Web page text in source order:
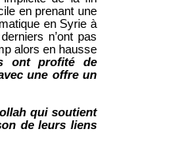
en prenant une
en Syrie à
n’ont pas
alors en hausse
ont profité de
une offre un
qui soutient
de leurs liens